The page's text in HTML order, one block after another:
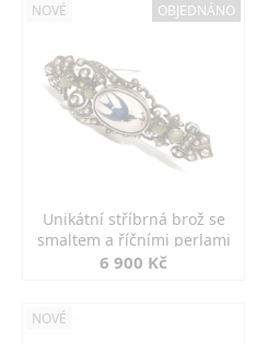
NOVÉ OBJEDNÁNO
Unikátní stříbrná brož se
smaltem a říčními perlami
6 900 Kč
NOVÉ